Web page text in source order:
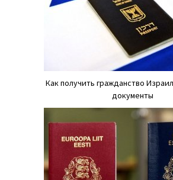
Как получить гражданство
документы